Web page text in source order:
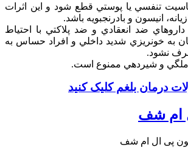
تنفسي يا پوستي قطع شود و اين اثرات
انيسون و بادرنجبويه باشد.
ضد انعقادي و ضد پلاکتي با احتياط
به خونريزي شديد داخلي و افراد حساس به
نشود.
و شيردهي ممنوع است.
درمان بلغم کلیک کنید
ام شف